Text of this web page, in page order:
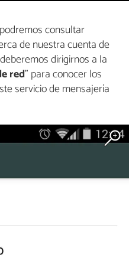
consultar
de nuestra cuenta de
dirigirnos a la
red" para conocer los
servicio de mensajería